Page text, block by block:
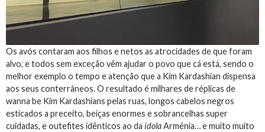
Os avós contaram aos filhos e netos as atrocidades de que foram
alvo, e todos sem exceção vêm ajudar o povo que cá está, sendo o
melhor exemplo o tempo e atenção que a Kim Kardashian dispensa
aos seus conterrâneos. O resultado é milhares de réplicas de
wanna be Kim Kardashians pelas ruas, longos cabelos negros
esticados a preceito, beiças enormes e sobrancelhas super
cuidadas, e outefites idênticos ao da ídolaArménia… e muito muito